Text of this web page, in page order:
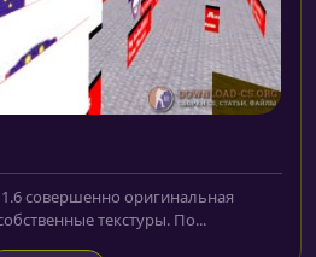
совершенно оригинальная
текстуры. По...